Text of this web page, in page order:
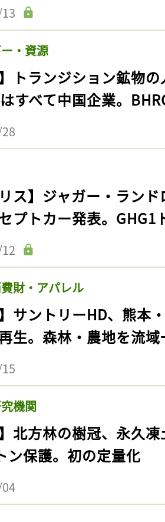
・資源
】トランジション鉱物
すべて中国企業。
リス】ジャガー・ラン
プトカー発表。GHG1
財・アパレル
】サントリーHD、熊本
生。森林・農地を流
機関
】北方林の樹冠、永久
ン保護。初の定量化